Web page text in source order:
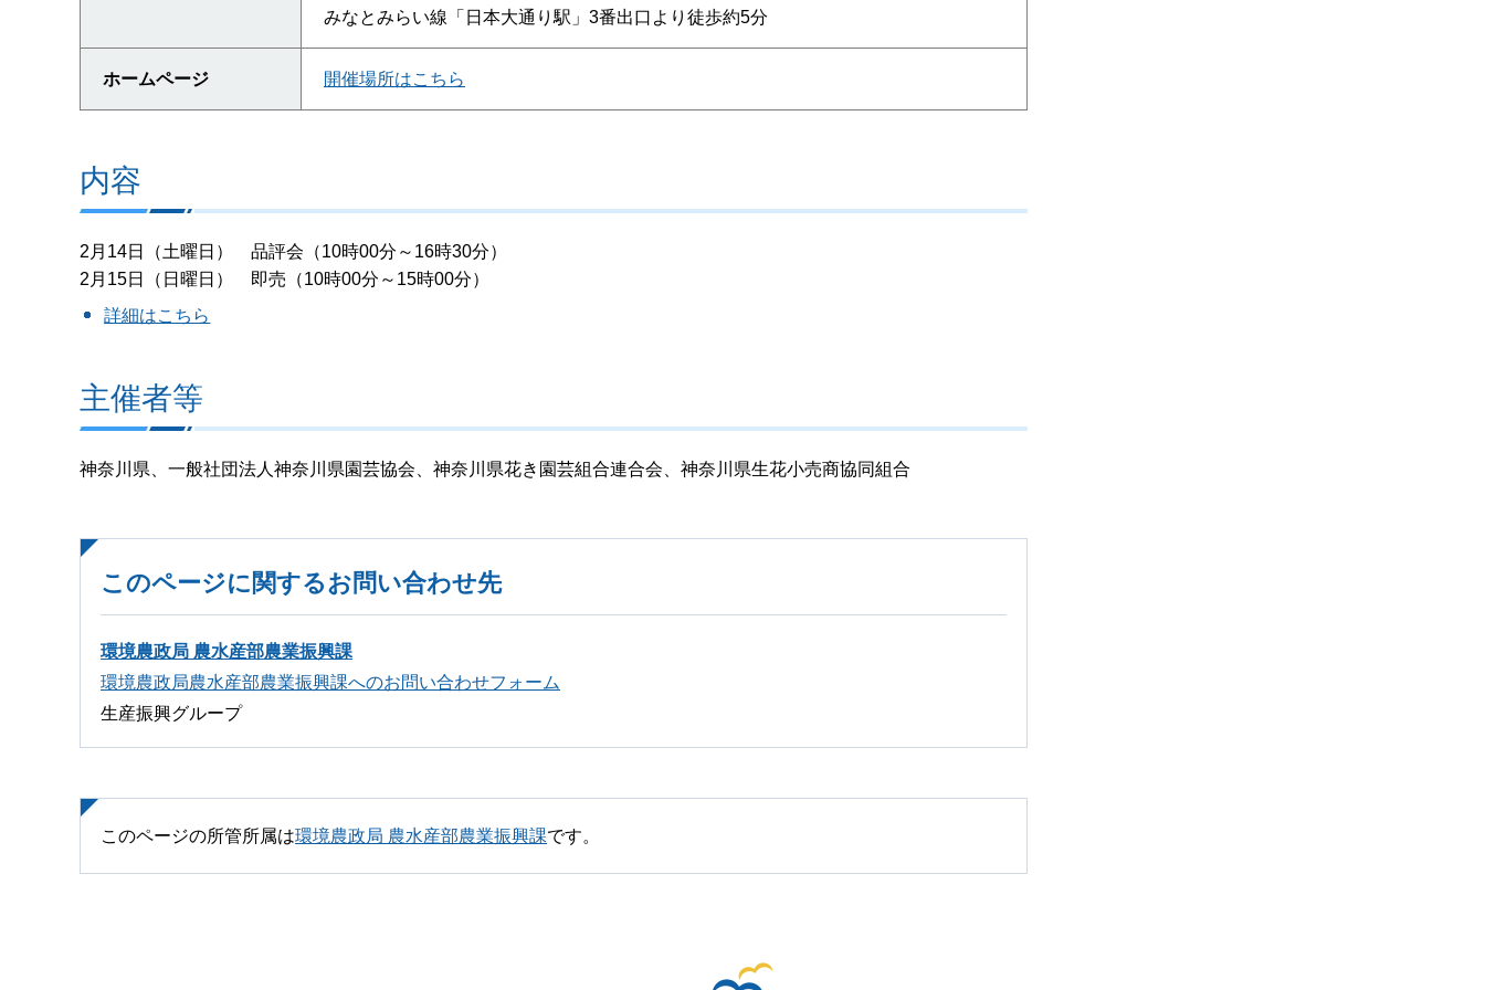
みなとみらい線「日本大通り駅」3番出口より徒歩約5分
ホームページ 開催場所はこちら
内容
2月14日（土曜日） 品評会（10時00分～16時30分）
2月15日（日曜日） 即売（10時00分～15時00分）
詳細はこちら
主催者等
神奈川県、一般社団法人神奈川県園芸協会、神奈川県花き園芸組合連合会、神奈川県生花小売商協同組合
このページに関するお問い合わせ先
環境農政局 農水産部農業振興課
環境農政局農水産部農業振興課へのお問い合わせフォーム
生産振興グループ
このページの所管所属は環境農政局 農水産部農業振興課です。